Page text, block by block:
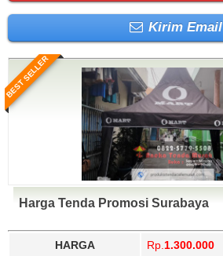
Kirim Email
BEST SELLER
Harga Tenda Promosi Surabaya
HARGA Rp. 1.300.000